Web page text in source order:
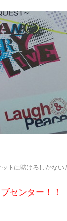
トに賭けるしかない
センター！！